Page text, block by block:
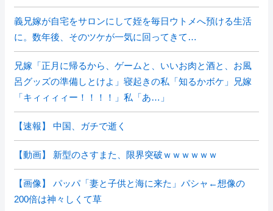
義兄嫁が自宅をサロンにして姪を毎日ウトメへ預ける生活
に。数年後、そのツケが一気に回ってきて…
兄嫁「正月に帰るから、ゲームと、いいお肉と酒と、お風
呂グッズの準備しとけよ」寝起きの私「知るかボケ」兄嫁
「キィィィィー！！！！」私「あ…」
【速報】 中国、ガチで逝く
【動画】 新型のさすまた、限界突破ｗｗｗｗｗｗ
【画像】 パッパ「妻と子供と海に来た」パシャ←想像の
200倍は神々しくて草